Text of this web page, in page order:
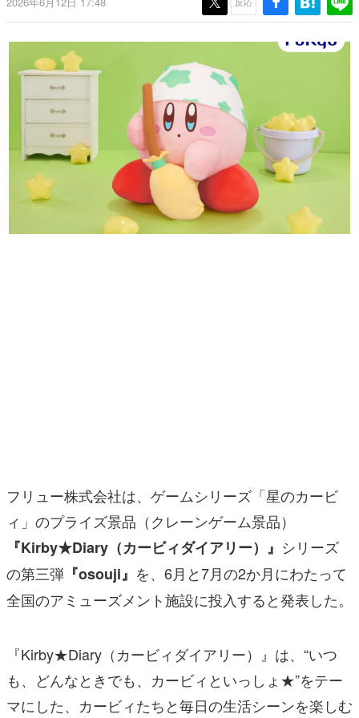
日本のコンテンツ産業やカルチャーに与えた影響を探る企
画です。
日本のモバイルゲーム史における主要なトピック・タイト
ルを網羅するほか、開発者へのインタビューや識者による
解説を掲載。約20年の歴史が一望できる決定版！
若ゲのいたり〜ゲームクリエイターの青春〜
『うつヌケ』『ペンと箸』等で知られるマンガ家・田中圭
一先生によるゲーム業界レポートマンガです。
なんでゲームは面白い？
ゲーム開発者・hamatsu氏がゲームの魅力を画面や操作の
具体的な形から解き明かしていく、硬派で骨太な評論連載
です。
その他
電ファミニコゲーマーとは？
運営：株式会社マレ
フリュー株式会社は、ゲームシリーズ「星のカービ
ィ」のプライズ景品（クレーンゲーム景品）
『Kirby★Diary（カービィダイアリー）』 シリーズ
の第三弾 『osouji』 を、6月と7月の2か月にわたって
全国のアミューズメント施設に投入すると発表した。
『Kirby★Diary（カービィダイアリー）』は、“いつ
も、どんなときでも、カービィといっしょ★”をテー
マにした、カービィたちと毎日の生活シーンを楽しむ